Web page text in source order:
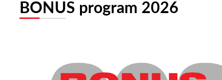
BONUS program 2026